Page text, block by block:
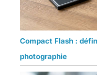
Compact Flash :
photographie